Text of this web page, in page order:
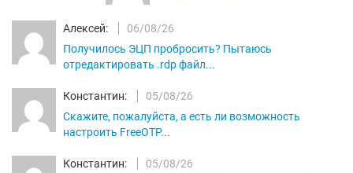
Алексей:
06/08/26
Получилось ЭЦП пробросить? Пытаюсь
отредактировать .rdp файл...
Константин:
05/08/26
Скажите, пожалуйста, а есть ли возможность
настроить FreeOTP...
Константин:
05/08/26